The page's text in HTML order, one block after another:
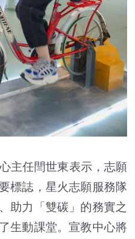
主任閆世東表示，志願
標誌，星火志願服務隊
助力「雙碳」的務實之
生動課堂。宣教中心將